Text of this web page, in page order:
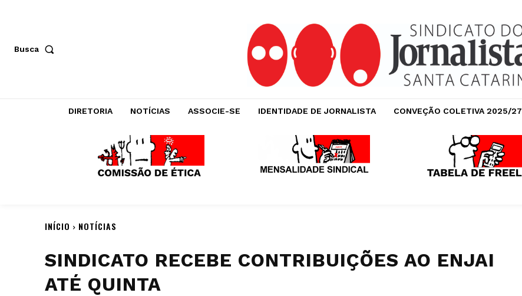
Busca
DIRETORIA NOTÍCIAS ASSOCIE-SE IDENTIDADE DE JORNALISTA CONVEÇÃO COLETIVA 2025/27
INÍCIO NOTÍCIAS
SINDICATO RECEBE CONTRIBUIÇÕES AO ENJAI
ATÉ QUINTA